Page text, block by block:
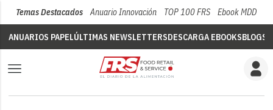
Temas Destacados Anuario Innovación TOP 100 FRS Ebook MDD
ANUARIOS PAPELÚLTIMAS NEWSLETTERSDESCARGA EBOOKSBLOGS